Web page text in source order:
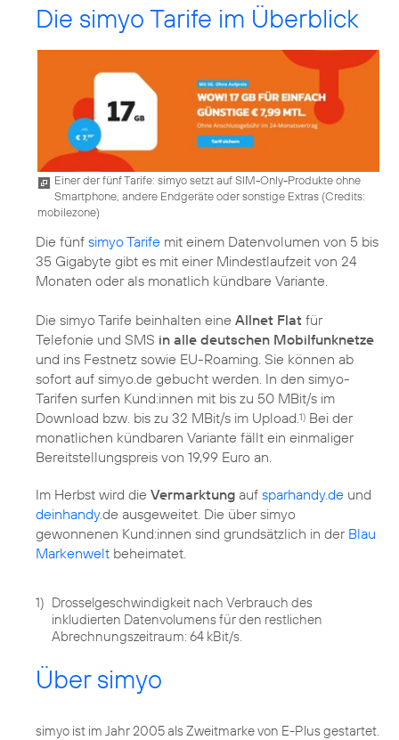
Die simyo Tarife im Überblick
Einer der fünf Tarife: simyo setzt auf SIM-Only-Produkte ohne
Smartphone, andere Endgeräte oder sonstige Extras (Credits:
mobilezone)
Die fünf simyo Tarife mit einem Datenvolumen von 5 bis
35 Gigabyte gibt es mit einer Mindestlaufzeit von 24
Monaten oder als monatlich kündbare Variante.
Die simyo Tarife beinhalten eine Allnet Flat für
Telefonie und SMS in alle deutschen Mobilfunknetze
und ins Festnetz sowie EU-Roaming. Sie können ab
sofort auf simyo.de gebucht werden. In den simyo-
Tarifen surfen Kund:innen mit bis zu 50 MBit/s im
Download bzw. bis zu 32 MBit/s im Upload. 1) Bei der
monatlichen kündbaren Variante fällt ein einmaliger
Bereitstellungspreis von 19,99 Euro an.
Im Herbst wird die Vermarktung auf sparhandy.de und
deinhandy.de ausgeweitet. Die über simyo
gewonnenen Kund:innen sind grundsätzlich in der Blau
Markenwelt beheimatet.
1) Drosselgeschwindigkeit nach Verbrauch des
inkludierten Datenvolumens für den restlichen
Abrechnungszeitraum: 64 kBit/s.
Über simyo
simyo ist im Jahr 2005 als Zweitmarke von E-Plus gestartet.